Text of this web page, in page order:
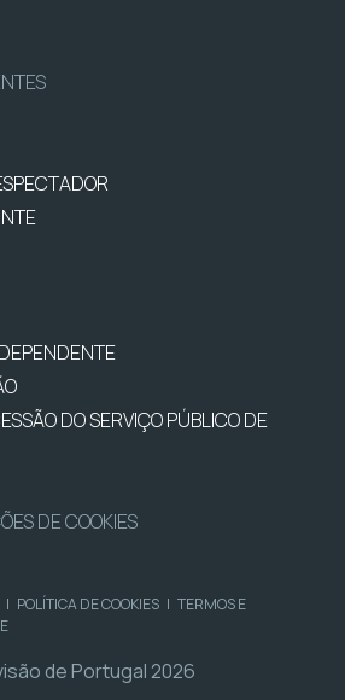
DO SERVIÇO PÚBLICO DE
DE COOKIES
| POLÍTICA DE COOKIES | TERMOS E
de Portugal 2026